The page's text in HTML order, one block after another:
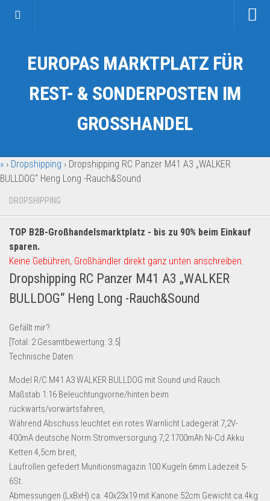
Kategorien
Auto & Motorrad
Fahrzeuge & Transport
Garten & Werkzeug
Geschäft, Büro & Schreibwaren
Geschenkartikel
Handy und Smartphone
Kosmetik & Pflege
Lebensmittel & Getränke
Multimedia & Elektro
Münzen
Spielzeug & Games
Sport & Freizeit
Uhren & Schmuck
Wohnen & Einrichten
Restposten-Angebote
Restposten für Privatpersonen
EUROPAS MARKTPLATZ FÜR
REST- & SONDERPOSTEN IM
GROSSHANDEL
» › Dropshipping › Dropshipping RC Panzer M41 A3 „WALKER
BULLDOG“ Heng Long -Rauch&Sound
DROPSHIPPING
TOP B2B-Großhandelsmarktplatz - bis zu 90% beim Einkauf
sparen.
Keine Gebühren, Großhändler direkt ganz unten anschreiben.
Dropshipping RC Panzer M41 A3 „WALKER
BULLDOG“ Heng Long -Rauch&Sound
Gefällt mir?:
[Total: 2Gesamtbewertung: 3.5
Technische Daten:
Model R/C M41 A3 WALKER BULLDOG mit Sound und Rauch.
Maßstab 1:16 Beleuchtungvorne/hinten beim
rückwärts/vorwärtsfahren,
Während Abschuss leuchtet ein rotes Warnlicht Ladegerät 7,2V-
400mA deutsche Norm Stromversorgung 7,2 1700mAh Ni-Cd Akku
Ketten 4,5cm breit,
Laufrollen gefedert Munitionsmagazin 100 Kugeln 6mm Ladezeit 5-
6St.
Abmessungen (LxBxH) ca. 40x23x19 mit Kanone 52cm Gewicht ca.4kg